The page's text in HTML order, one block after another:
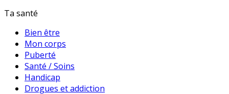
Ta santé
Bien être
Mon corps
Puberté
Santé / Soins
Handicap
Drogues et addiction